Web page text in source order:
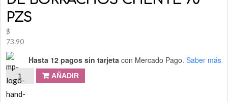
PZS
$
73.90
Hasta 12 pagos sin tarjeta con Mercado Pago. Saber más
AÑADIR